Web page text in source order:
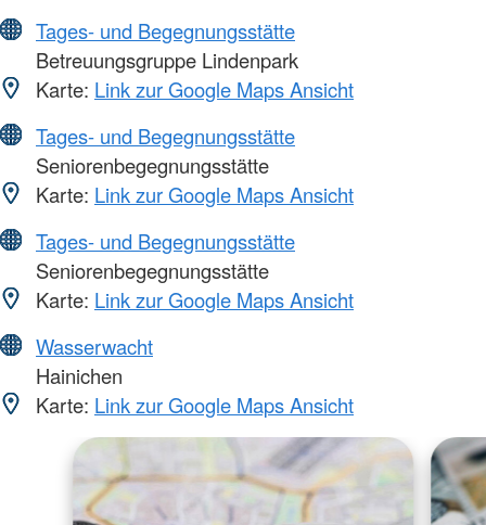
Tages- und Begegnungsstätte
Betreuungsgruppe Lindenpark
Karte: Link zur Google Maps Ansicht
Tages- und Begegnungsstätte
Seniorenbegegnungsstätte
Karte: Link zur Google Maps Ansicht
Tages- und Begegnungsstätte
Seniorenbegegnungsstätte
Karte: Link zur Google Maps Ansicht
Wasserwacht
Hainichen
Karte: Link zur Google Maps Ansicht